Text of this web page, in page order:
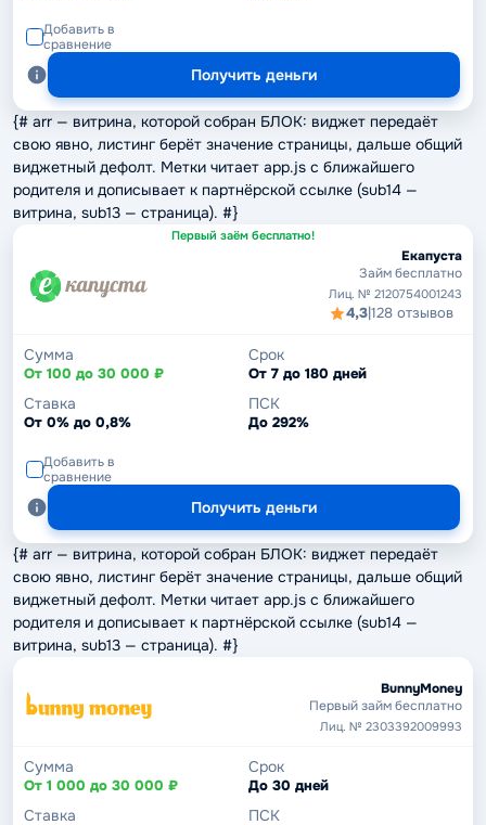
Добавить в
сравнение
Получить деньги
{# arr — витрина, которой собран БЛОК: виджет передаёт
свою явно, листинг берёт значение страницы, дальше общий
виджетный дефолт. Метки читает app.js с ближайшего
родителя и дописывает к партнёрской ссылке (sub14 —
витрина, sub13 — страница). #}
Первый заём бесплатно!
Екапуста
Займ бесплатно
Лиц. № 2120754001243
4,3|128 отзывов
Сумма
От 100 до 30 000 ₽
Срок
От 7 до 180 дней
Ставка
От 0% до 0,8%
ПСК
До 292%
Добавить в
сравнение
Получить деньги
{# arr — витрина, которой собран БЛОК: виджет передаёт
свою явно, листинг берёт значение страницы, дальше общий
виджетный дефолт. Метки читает app.js с ближайшего
родителя и дописывает к партнёрской ссылке (sub14 —
витрина, sub13 — страница). #}
BunnyMoney
Первый займ бесплатно
Лиц. № 2303392009993
Сумма
От 1 000 до 30 000 ₽
Срок
До 30 дней
Ставка ПСК